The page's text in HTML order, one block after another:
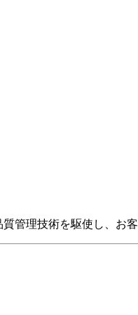
管理技術を駆使し、お